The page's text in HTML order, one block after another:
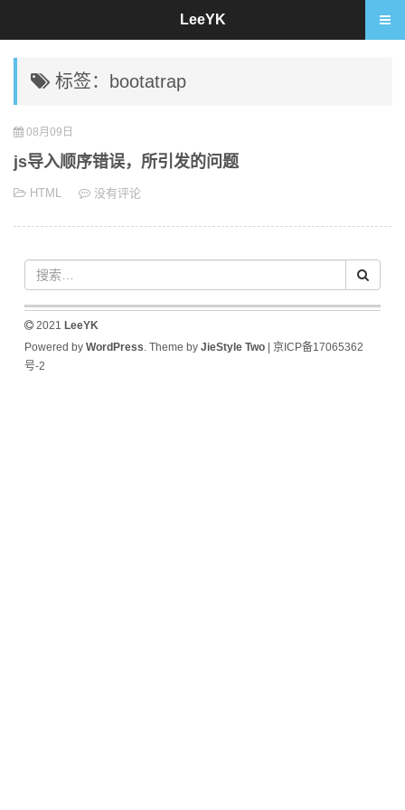
标签：bootatrap
08月09日
js导入顺序错误，所引发的问题
HTML 没有评论
2021 LeeYK
Powered by WordPress. Theme by JieStyle Two| 京ICP备17065362
号-2
LeeYK